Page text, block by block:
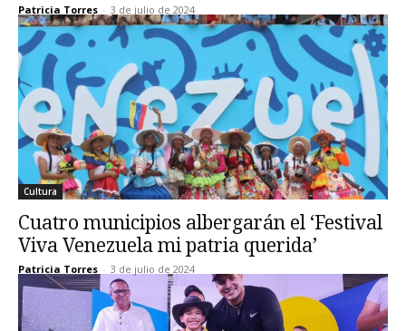
Patricia Torres - 3 de julio de 2024
Cultura
Cuatro municipios albergarán el ‘Festival
Viva Venezuela mi patria querida’
Patricia Torres - 3 de julio de 2024